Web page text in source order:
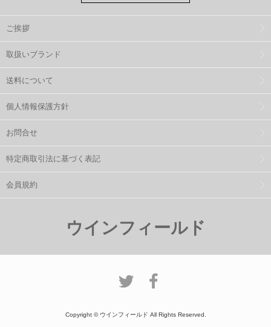
ご挨拶
取扱いブランド
送料について
個人情報保護方針
お問合せ
特定商取引法に基づく表記
会員規約
ウインフィールド
Copyright © ウインフィールド All Rights Reserved.